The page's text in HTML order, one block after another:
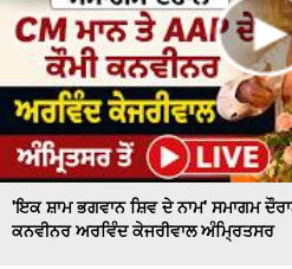
'ਇਕ ਸ਼ਾਮ ਭਗਵਾਨ ਸ਼ਿਵ ਦੇ ਨਾਮ' ਸਮਾਗਮ
ਕਨਵੀਨਰ ਅਰਵਿੰਦ ਕੇਜਰੀਵਾਲ ਅੰਮ੍ਰਿਤਸਰ